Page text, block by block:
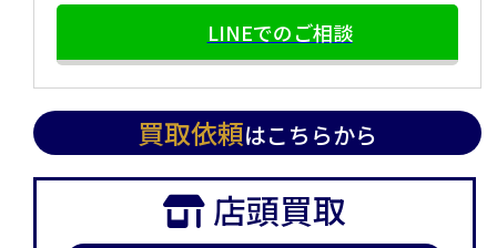
LINEでのご相談
買取依頼はこちらから
店頭買取